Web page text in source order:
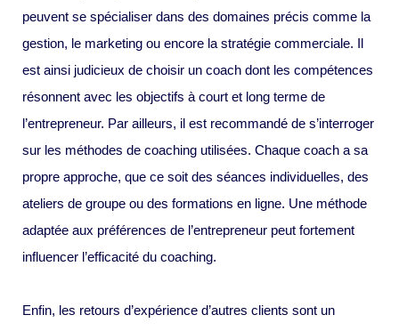
peuvent se spécialiser dans des domaines précis comme la
gestion, le marketing ou encore la stratégie commerciale. Il
est ainsi judicieux de choisir un coach dont les compétences
résonnent avec les objectifs à court et long terme de
l’entrepreneur. Par ailleurs, il est recommandé de s’interroger
sur les méthodes de coaching utilisées. Chaque coach a sa
propre approche, que ce soit des séances individuelles, des
ateliers de groupe ou des formations en ligne. Une méthode
adaptée aux préférences de l’entrepreneur peut fortement
influencer l’efficacité du coaching.
Enfin, les retours d’expérience d’autres clients sont un